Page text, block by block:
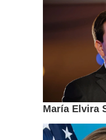
María Elvira